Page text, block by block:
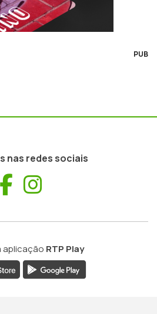
PUB
nas redes sociais
Facebook
aplicação RTP Play